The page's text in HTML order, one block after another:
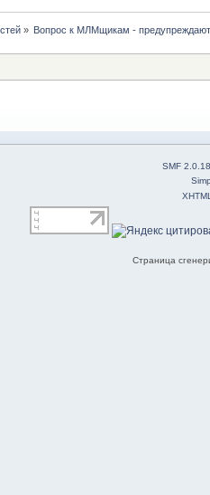
» Вопрос к МЛМщикам -
SMF 2.0.18
Страница